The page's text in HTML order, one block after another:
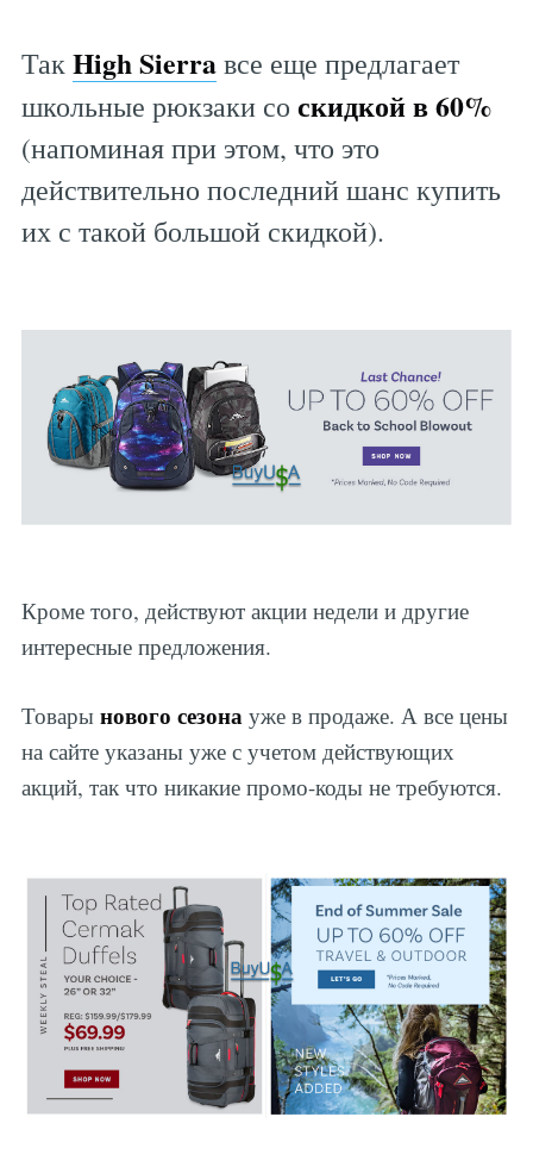
ТакHigh Sierraвсе еще предлагает
школьные рюкзаки со скидкой в 60%
(напоминая при этом, что это
действительно последний шанс купить
их с такой большой скидкой).
Кроме того, действуют акции недели и другие
интересные предложения.
Товары нового сезонауже в продаже. А все цены
на сайте указаны уже с учетом действующих
акций, так что никакие промо-коды не требуются.